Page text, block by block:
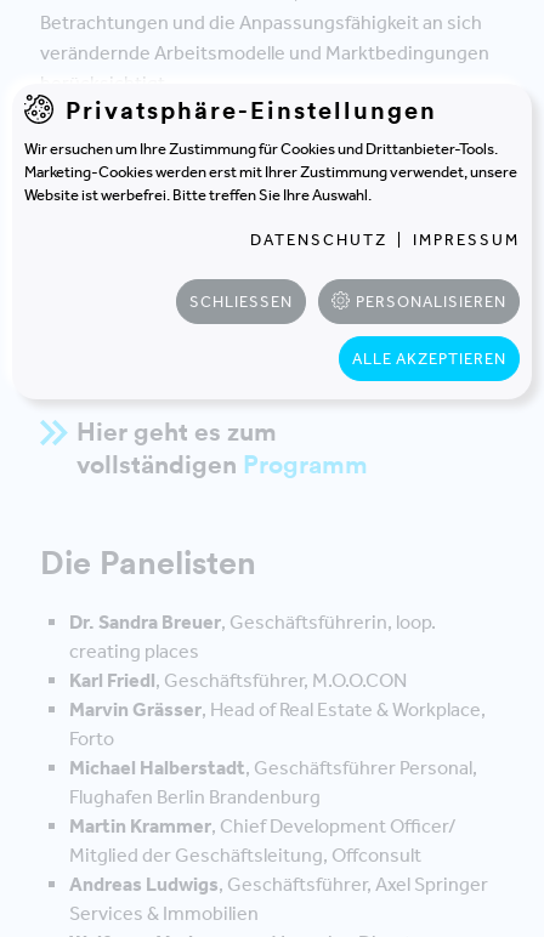
Betrachtungen und die Anpassungsfähigkeit an sich
verändernde Arbeitsmodelle und Marktbedingungen
berücksichtigt.
Ein konkretes Beispiel
In diesem BUILTWORLD Event liefert Ihnen
Axel Springer Haus ein
konkretes Beispiel. Erfahren Sie, wie Axel Springer
diese Problematik in der Praxis angegangen ist!
Hier geht es zum
vollständigen Programm
Die Panelisten
Dr. Sandra Breuer, Geschäftsführerin, loop.
creating places
Karl Friedl, Geschäftsführer, M.O.O.CON
Marvin Grässer, Head of Real Estate & Workplace,
Forto
Michael Halberstadt, Geschäftsführer Personal,
Flughafen Berlin Brandenburg
Martin Krammer, Chief Development Officer/
Mitglied der Geschäftsleitung, Offconsult
Andreas Ludwigs, Geschäftsführer, Axel Springer
Services & Immobilien
Privatsphäre-Einstellungen
Wir ersuchen um Ihre Zustimmung für Cookies und Drittanbieter-Tools.
Marketing-Cookies werden erst mit Ihrer Zustimmung verwendet, unsere
Website ist werbefrei. Bitte treffen Sie Ihre Auswahl.
DATENSCHUTZ IMPRESSUM
SCHLIESSEN PERSONALISIEREN
ALLE AKZEPTIEREN